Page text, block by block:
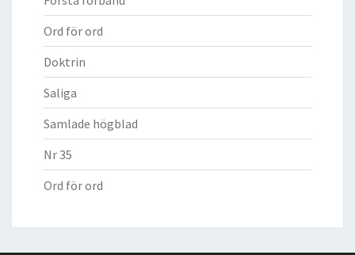
Ord för ord
Doktrin
Saliga
Samlade högblad
Nr 35
Ord för ord